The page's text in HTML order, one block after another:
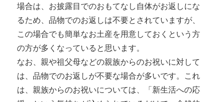
場合は、お披露目でのおもてなし自体がお返しにな
るため、品物でのお返しは不要とされていますが、
この場合でも簡単なお土産を用意しておくという方
の方が多くなっていると思います。
なお、親や祖父母などの親族からのお祝いに対して
は、品物でのお返しが不要な場合が多いです。これ
は、親族からのお祝いについては、「新生活への応